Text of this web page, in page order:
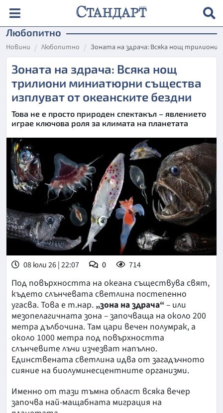
Любопитно
Новини Любопитно Зоната на здрача: Всяка нощ
Зоната на здрача: Всяка нощ
трилиони миниатюрни същества
изплуват от океанските бездни
Това не е просто природен спектакъл – явлението
играе ключова роля за климата на планетата
08 юли 26 | 22:07 0 714
Под повърхността на океана съществува свят,
където слънчевата светлина постепенно
угасва. Това е т.нар. „зона на здрача“ – или
мезопелагичната зона – започваща на около 200
метра дълбочина. Там цари вечен полумрак, а
около 1000 метра под повърхността
слънчевите лъчи изчезват напълно.
Единствената светлина идва от загадъчното
сияние на биолуминесцентните организми.
Именно от тази тъмна област всяка вечер
започва най-мащабната миграция на